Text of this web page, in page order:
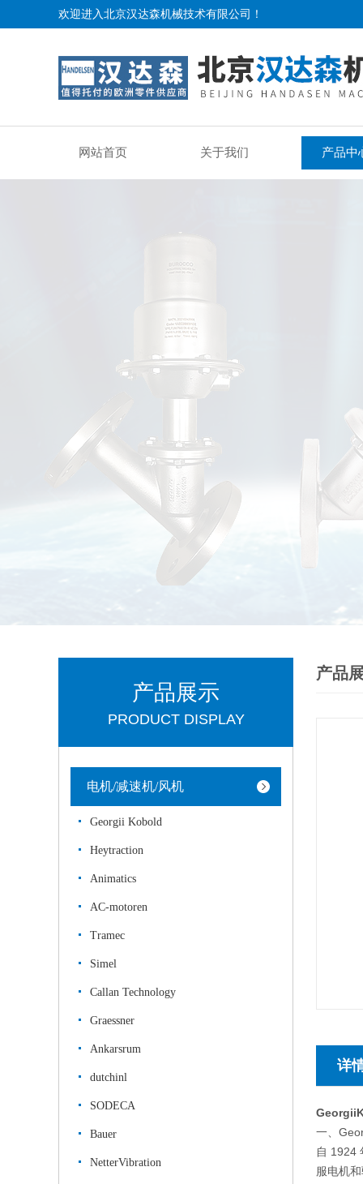
欢迎进入北京汉达森机械技术有限公司！
网站首页 关于我们 产品中
产品展示
PRODUCT DISPLAY
电机/减速机/风机
Georgii Kobold
Heytraction
Animatics
AC-motoren
Tramec
Simel
Callan Technology
Graessner
Ankarsrum
dutchinl
SODECA
Bauer
NetterVibration
产品
详
一、
自 1924
服电机